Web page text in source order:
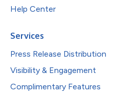
Help Center
Services
Press Release Distribution
Visibility & Engagement
Complimentary Features